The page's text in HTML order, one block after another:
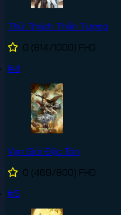
Thử Thách Thần Tượng
0 (814/1000) FHD
#4
Vạn Giới Độc Tôn
0 (469/800) FHD
#5